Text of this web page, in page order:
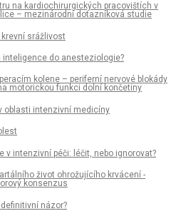
na kardiochirurgických pracovištích v
– mezinárodní dotazníková studie
srážlivost
inteligence do anesteziologie?
kolene – periferní nervové blokády
motorickou funkci dolní končetiny
oblasti intenzivní medicíny
v intenzivní péči: léčit, nebo ignorovat?
život ohrožujícího krvácení -
konsenzus
názor?